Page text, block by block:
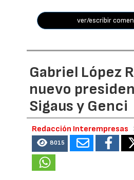
ver/escribir
Gabriel López
nuevo
Sigaus y Genci
Redacción Interempresas
8015